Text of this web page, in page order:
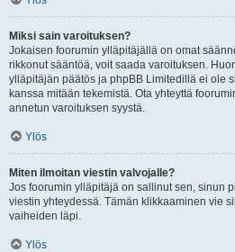
Miksi sain varoituksen?
Jokaisen foorumin ylläpitäjällä on omat
rikkonut sääntöä, voit saada varoituksen.
ylläpitäjän päätös ja phpBB Limitedillä ei ole
kanssa mitään tekemistä. Ota yhteyttä
annetun varoituksen syystä.
Ylös
Miten ilmoitan viestin valvojalle?
Jos foorumin ylläpitäjä on sallinut sen, sinun
viestin yhteydessä. Tämän klikkaaminen vie
vaiheiden läpi.
Ylös